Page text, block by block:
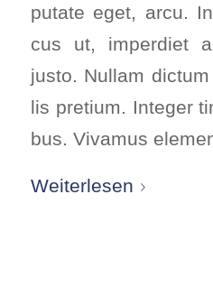
pu­ta­te eget, arcu.
cus ut, imper­diet
jus­to. Null­am
lis pre­ti­um. Inte­ger
bus. Viva­mus
Wei­ter­le­sen